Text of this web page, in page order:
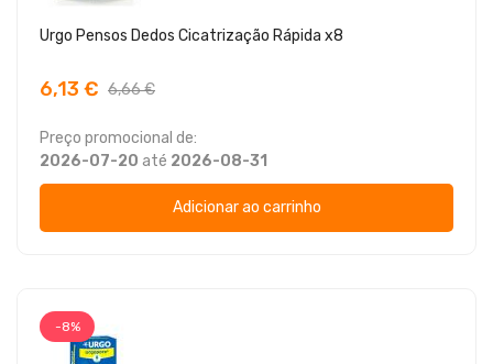
Urgo Pensos Dedos Cicatrização Rápida x8
6,13 € 6,66 €
Preço promocional de:
2026-07-20 até 2026-08-31
Adicionar ao carrinho
-8%